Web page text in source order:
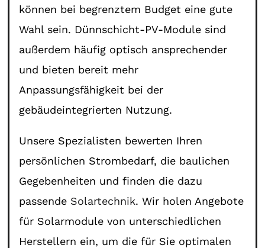
können bei begrenztem Budget eine gute
Wahl sein. Dünnschicht-PV-Module sind
außerdem häufig optisch ansprechender
und bieten bereit mehr
Anpassungsfähigkeit bei der
gebäudeintegrierten Nutzung.
Unsere Spezialisten bewerten Ihren
persönlichen Strombedarf, die baulichen
Gegebenheiten und finden die dazu
passende Solartechnik. Wir holen Angebote
für Solarmodule von unterschiedlichen
Herstellern ein, um die für Sie optimalen